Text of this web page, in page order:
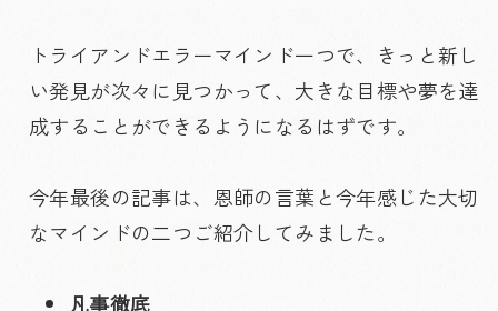
トライアンドエラーマインド一つで、きっと新し
い発見が次々に見つかって、大きな目標や夢を達
成することができるようになるはずです。
今年最後の記事は、恩師の言葉と今年感じた大切
なマインドの二つご紹介してみました。
凡事徹底